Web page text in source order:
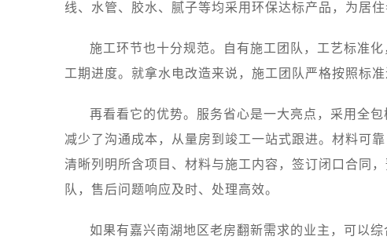
线、水管、胶水、腻子等均采用环保达标产品，为居住
施工环节也十分规范。自有施工团队，工艺标准
工期进度。就拿水电改造来说，施工团队严格按照标
再看看它的优势。服务省心是一大亮点，采用全
减少了沟通成本，从量房到竣工一站式跟进。材料可
清晰列明所含项目、材料与施工内容，签订闭口合同
队，售后问题响应及时、处理高效。
如果有嘉兴南湖地区老房翻新需求的业主，可以